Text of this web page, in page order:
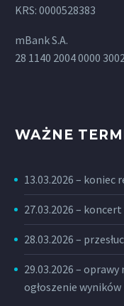
KRS: 0000528383
mBank S.A.
28 1140 2004 0000
WAŻNE
13.03.2026 – koniec
27.03.2026 –
28.03.2026 –
29.03.2026 –
ogłoszenie